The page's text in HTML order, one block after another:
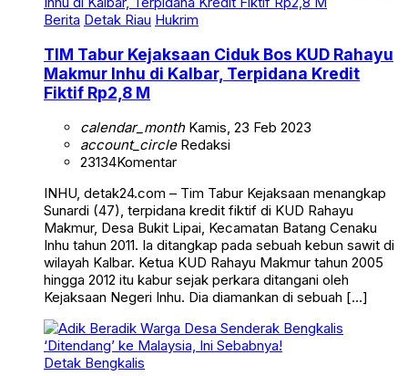
Berita Detak Riau Hukrim
TIM Tabur Kejaksaan Ciduk Bos KUD Rahayu
Makmur Inhu di Kalbar, Terpidana Kredit
Fiktif Rp2,8 M
calendar_monthKamis, 23 Feb 2023
account_circleRedaksi
23134Komentar
INHU, detak24.com – Tim Tabur Kejaksaan menangkap
Sunardi (47), terpidana kredit fiktif di KUD Rahayu
Makmur, Desa Bukit Lipai, Kecamatan Batang Cenaku
Inhu tahun 2011. Ia ditangkap pada sebuah kebun sawit di
wilayah Kalbar. Ketua KUD Rahayu Makmur tahun 2005
hingga 2012 itu kabur sejak perkara ditangani oleh
Kejaksaan Negeri Inhu. Dia diamankan di sebuah […]
Detak Bengkalis